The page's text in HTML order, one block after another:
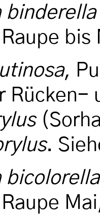
binderella
bis
,
Rücken-
.
bicolorella